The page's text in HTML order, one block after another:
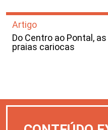
Artigo
Do Centro ao Pontal,
praias cariocas